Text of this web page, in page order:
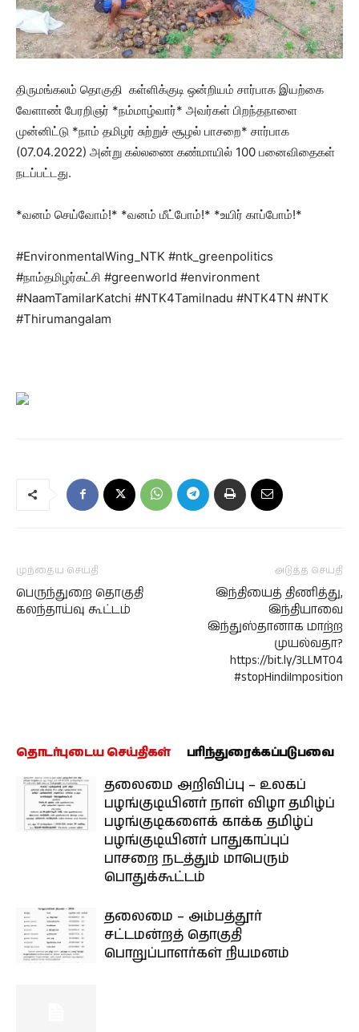
திருமங்கலம் தொகுதி கள்ளிக்குடி ஒன்றியம் சார்பாக இயற்கை
வேளாண் பேரறிஞர் *நம்மாழ்வார்* அவர்கள் பிறந்தநாளை
முன்னிட்டு *நாம் தமிழர் சுற்றுச் சூழல் பாசறை* சார்பாக
(07.04.2022) அன்று கல்லணை கண்மாயில் 100 பனைவிதைகள்
நடப்பட்டது.
*வனம் செய்வோம்!* *வனம் மீட்போம்!* *உயிர் காப்போம்!*
#EnvironmentalWing_NTK #ntk_greenpolitics
#நாம்தமிழர்கட்சி #greenworld #environment
#NaamTamilarKatchi #NTK4Tamilnadu #NTK4TN #NTK
#Thirumangalam
முந்தைய செய்தி
பெருந்துறை தொகுதி
கலந்தாய்வு கூட்டம்
அடுத்த செய்தி
இந்தியைத் திணித்து,
இந்தியாவை
இந்துஸ்தானாக மாற்ற
முயல்வதா?
https://bit.ly/3LLMTO4
#stopHindiImposition
தொடர்புடைய செய்திகள் பரிந்துரைக்கப்படுபவை
தலைமை அறிவிப்பு – உலகப்
பழங்குடியினர் நாள் விழா தமிழ்ப்
பழங்குடிகளைக் காக்க தமிழ்ப்
பழங்குடியினர் பாதுகாப்புப்
பாசறை நடத்தும் மாபெரும்
பொதுக்கூட்டம்
தலைமை – அம்பத்தூர்
சட்டமன்றத் தொகுதி
பொறுப்பாளர்கள் நியமனம்